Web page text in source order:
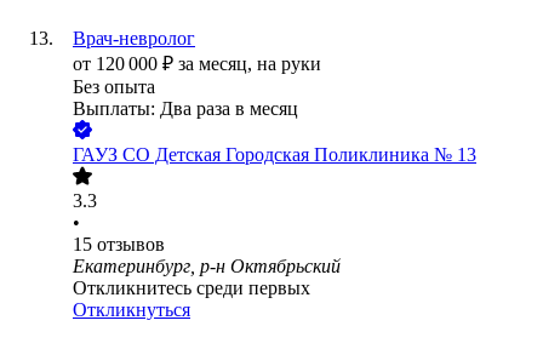
Врач-невролог
от 120 000 ₽ за месяц, на руки
Без опыта
Выплаты: Два раза в месяц
ГАУЗ СО Детская Городская Поликлиника № 13
3.3
•
15 отзывов
Екатеринбург, р-н Октябрьский
Откликнитесь среди первых
Откликнуться